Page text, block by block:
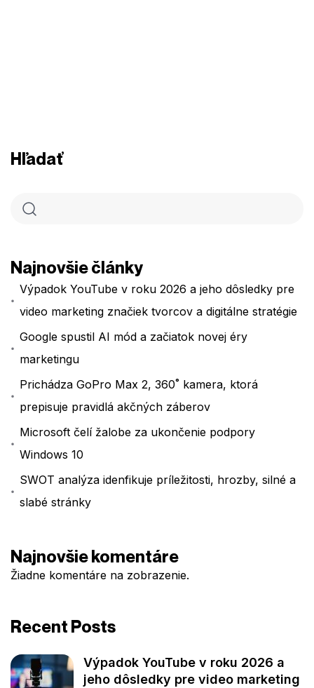
Hľadať
Najnovšie články
Výpadok YouTube v roku 2026 a jeho dôsledky pre
video marketing značiek tvorcov a digitálne stratégie
Google spustil AI mód a začiatok novej éry
marketingu
Prichádza GoPro Max 2, 360˚ kamera, ktorá
prepisuje pravidlá akčných záberov
Microsoft čelí žalobe za ukončenie podpory
Windows 10
SWOT analýza idenfikuje príležitosti, hrozby, silné a
slabé stránky
Najnovšie komentáre
Žiadne komentáre na zobrazenie.
Recent Posts
Výpadok YouTube v roku 2026 a
jeho dôsledky pre video marketing